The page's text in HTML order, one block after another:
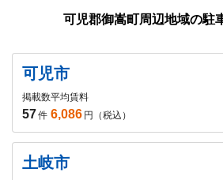
可児郡御嵩町周辺地域の駐
可児市
掲載数
57件
平均賃料
6,086 円（税込）
土岐市